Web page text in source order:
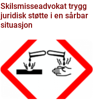
Skilsmisseadvokat trygg
juridisk støtte i en sårbar
situasjon